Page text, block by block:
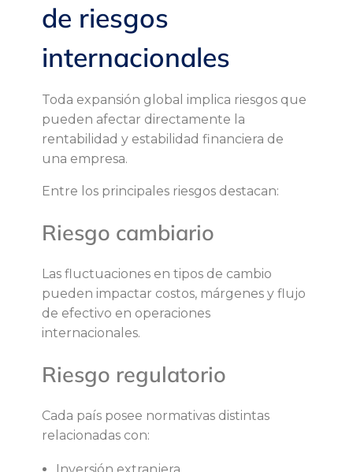
n
a
c
o
n
a
e
s
de riesgos
internacionales
Toda expansión global implica riesgos que
pueden afectar directamente la
rentabilidad y estabilidad financiera de
una empresa.
Entre los principales riesgos destacan:
Riesgo cambiario
Las fluctuaciones en tipos de cambio
pueden impactar costos, márgenes y flujo
de efectivo en operaciones
internacionales.
Riesgo regulatorio
Cada país posee normativas distintas
relacionadas con: